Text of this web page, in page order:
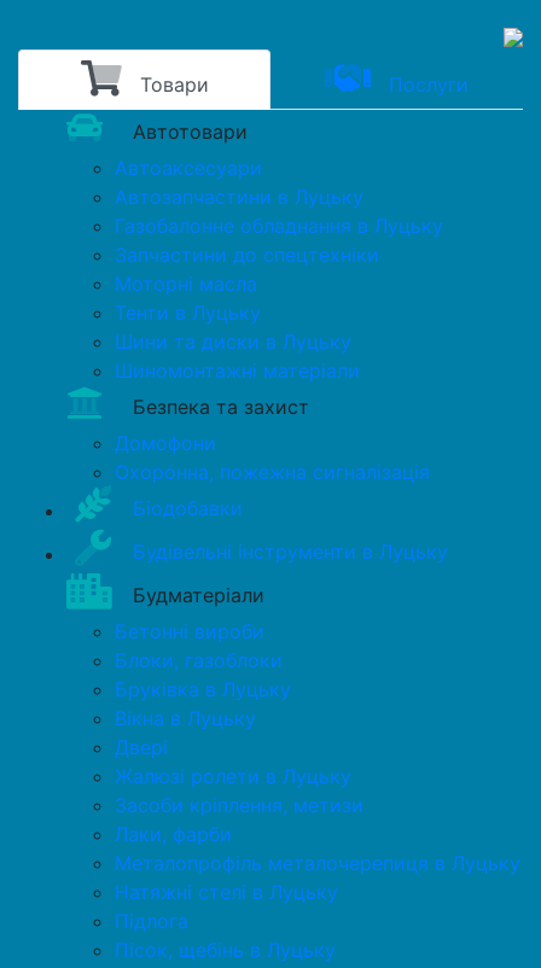
Товари
Послуги
Автотовари
Автоаксесуари
Автозапчастини в Луцьку
Газобалонне обладнання в Луцьку
Запчастини до спецтехніки
Моторні масла
Тенти в Луцьку
Шини та диски в Луцьку
Шиномонтажні матеріали
Безпека та захист
Домофони
Охоронна, пожежна сигналізація
Біодобавки
Будівельні інструменти в Луцьку
Будматеріали
Бетонні вироби
Блоки, газоблоки
Бруківка в Луцьку
Вікна в Луцьку
Двері
Жалюзі ролети в Луцьку
Засоби кріплення, метизи
Лаки, фарби
Металопрофіль металочерепиця в Луцьку
Натяжні стелі в Луцьку
Підлога
Пісок, щебінь в Луцьку